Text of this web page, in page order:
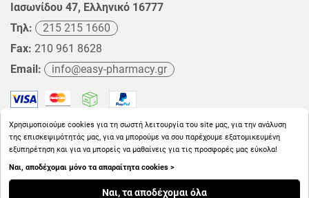
Ιασωνίδου 47, Ελληνικό 16777
Τηλ:
215 215 1660
Fax: 210 961 8628
Email:
info@easy-pharmacy.gr
Copyright © 2026EasyPharmacy.gr
Χρησιμοποιούμε cookies για τη σωστή λειτουργία του site μας, για την ανάλυση
της επισκεψιμότητάς μας, για να μπορούμε να σου παρέχουμε εξατομικευμένη
εξυπηρέτηση και για να μπορείς να μαθαίνεις για τις προσφορές μας εύκολα!
Ναι, αποδέχομαι μόνο τα απαραίτητα cookies >
Ναι, τα αποδέχομαι όλα